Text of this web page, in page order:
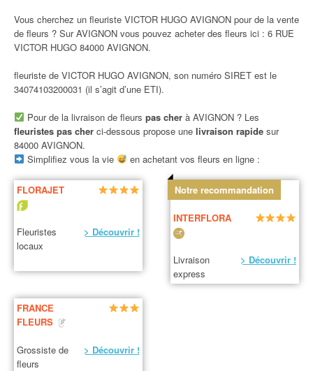
Vous cherchez un fleuriste VICTOR HUGO AVIGNON pour de la vente
de fleurs ? Sur AVIGNON vous pouvez acheter des fleurs ici : 6 RUE
VICTOR HUGO 84000 AVIGNON.
fleuriste de VICTOR HUGO AVIGNON, son numéro SIRET est le
34074103200031 (il s’agit d’une ETI).
Pour de la livraison de fleurs pas cherà AVIGNON ? Les
fleuristes pas cher ci-dessous propose une livraison rapide sur
84000 AVIGNON.
Simplifiez vous la vie
en achetant vos fleurs en ligne :
FLORAJET
Fleuristes
locaux
> Découvrir !
Notre recommandation
INTERFLORA
Livraison
express
> Découvrir !
FRANCE
FLEURS
Grossiste de
fleurs
> Découvrir !